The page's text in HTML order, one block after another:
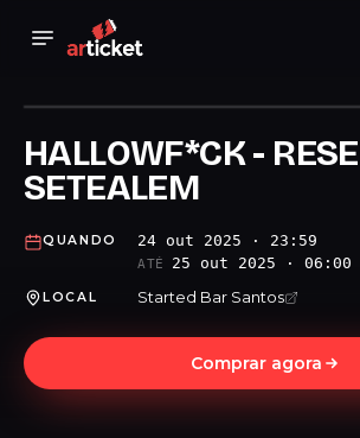
HALLOWF*CK -
SETEALEM
QUANDO 24 out 2025 · 23:59
ATÉ 25 out 2025 · 06:00
LOCAL Started Bar Santos
Comprar agora